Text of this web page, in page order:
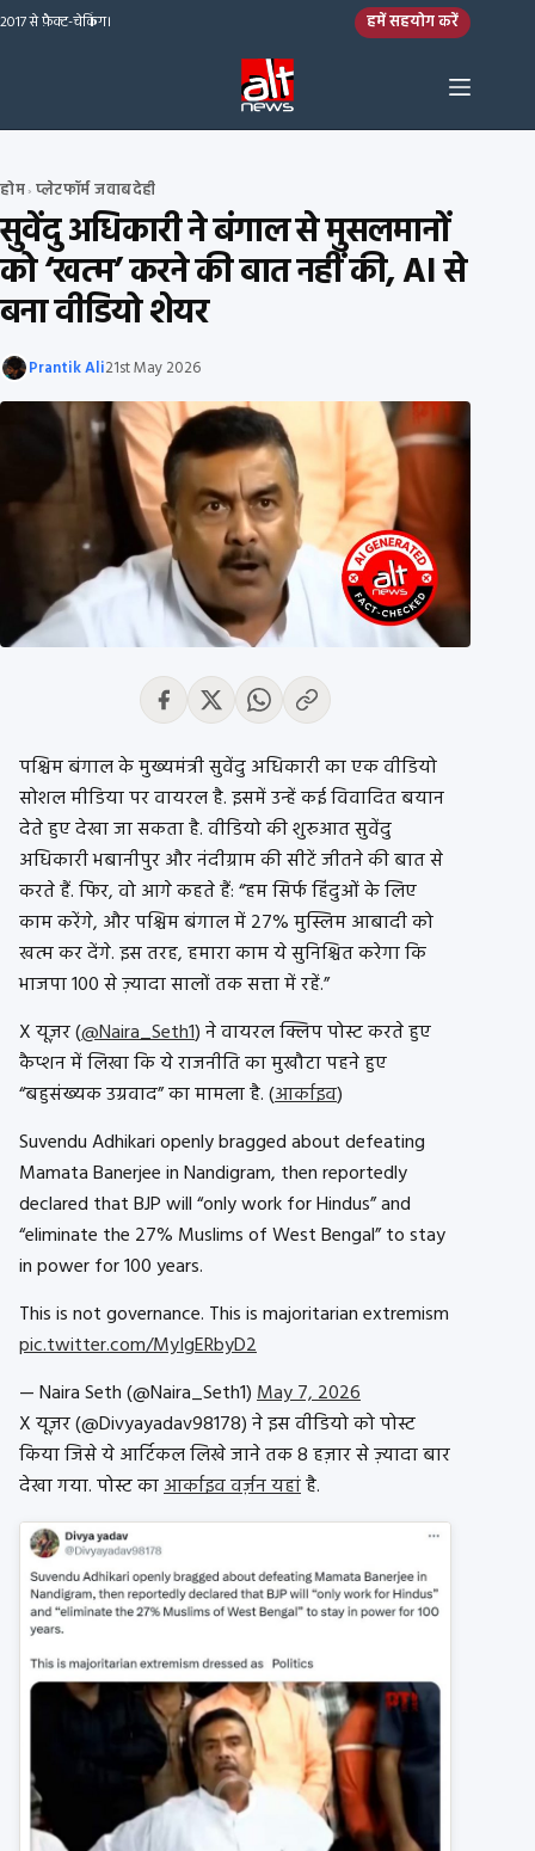
Skip to content
2017 से फ़ैक्ट-चेकिंग। हमें सहयोग करें
होम› प्लेटफॉर्म जवाबदेही
सुवेंदु अधिकारी ने बंगाल से मुसलमानों
को ‘खत्म’ करने की बात नहीं की, AI से
बना वीडियो शेयर
Prantik Ali21st May 2026
पश्चिम बंगाल के मुख्यमंत्री सुवेंदु अधिकारी का एक वीडियो
सोशल मीडिया पर वायरल है. इसमें उन्हें कई विवादित बयान
देते हुए देखा जा सकता है. वीडियो की शुरुआत सुवेंदु
अधिकारी भबानीपुर और नंदीग्राम की सीटें जीतने की बात से
करते हैं. फिर, वो आगे कहते हैं: “हम सिर्फ हिंदुओं के लिए
काम करेंगे, और पश्चिम बंगाल में 27% मुस्लिम आबादी को
खत्म कर देंगे. इस तरह, हमारा काम ये सुनिश्चित करेगा कि
भाजपा 100 से ज़्यादा सालों तक सत्ता में रहें.”
X यूज़र (@Naira_Seth1) ने वायरल क्लिप पोस्ट करते हुए
कैप्शन में लिखा कि ये राजनीति का मुखौटा पहने हुए
“बहुसंख्यक उग्रवाद” का मामला है. (आर्काइव)
Suvendu Adhikari openly bragged about defeating
Mamata Banerjee in Nandigram, then reportedly
declared that BJP will “only work for Hindus” and
“eliminate the 27% Muslims of West Bengal” to stay
in power for 100 years.
This is not governance. This is majoritarian extremism
pic.twitter.com/MyIgERbyD2
— Naira Seth (@Naira_Seth1)May 7, 2026
X यूज़र (@Divyayadav98178) ने इस वीडियो को पोस्ट
किया जिसे ये आर्टिकल लिखे जाने तक 8 हज़ार से ज़्यादा बार
देखा गया. पोस्ट काआर्काइव वर्ज़न यहांहै.